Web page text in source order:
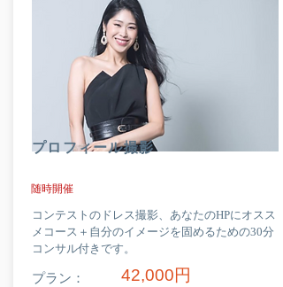
プロフィール撮影
随時開催
コンテストのドレス撮影、あなたのHPにオスス
メコース＋自分のイメージを固めるための30分
コンサル付きです。
プラン： 42,000円